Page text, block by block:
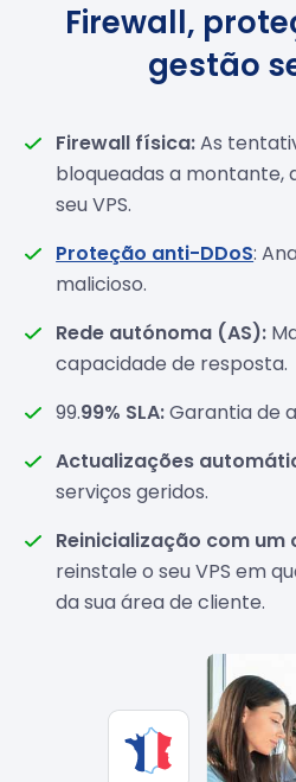
Firewall,
gestão
Firewall física:As
bloqueadas a montante,
seu VPS.
Proteção anti-DDoS:
malicioso.
Rede autónoma (AS):
capacidade de resposta.
99.99% SLA:Garantia de
Actualizações
serviços geridos.
Reinicialização com um
reinstale o seu VPS em
da sua área de cliente.